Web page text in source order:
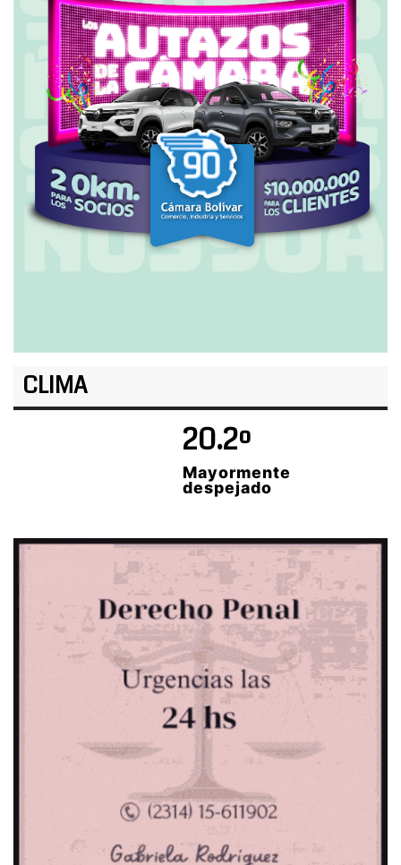
CLIMA
20.2º
Mayormente
despejado